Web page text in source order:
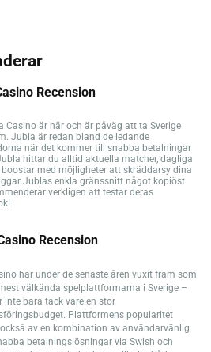
Recension
Casino är här och är påväg att ta Sverige
Jubla är redan bland de ledande
när det kommer till snabba betalningar
hittar du alltid aktuella matcher, dagliga
med möjligheter att skräddarsy dina
Jublas enkla gränssnitt något kopiöst
verkligen att testar deras
Recension
har under de senaste åren vuxit fram som
välkända spelplattformarna i Sverige –
inte bara tack vare en stor
Plattformens popularitet
av en kombination av användarvänlig
betalningslösningar via Swish och